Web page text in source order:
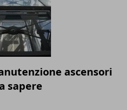
ascensori
sapere